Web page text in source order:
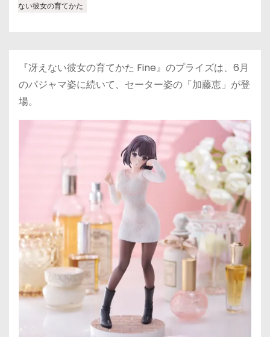
ない彼女の育てかた
『冴えない彼女の育てかた Fine』のプライズは、6月
のパジャマ姿に続いて、セーター姿の「加藤恵」が登
場。